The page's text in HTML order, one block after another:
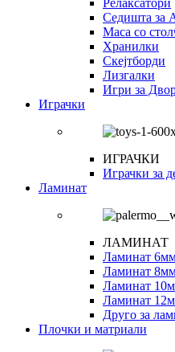
Релаксатори
Седишта за
Маса со
Хранилки
Скејтборди
Лизгалки
Игри за
Играчки
ИГРАЧКИ
Играчки за
Ламинат
ЛАМИНАТ
Ламинат
Ламинат
Ламинат
Ламинат
Друго за
Плочки и матриали